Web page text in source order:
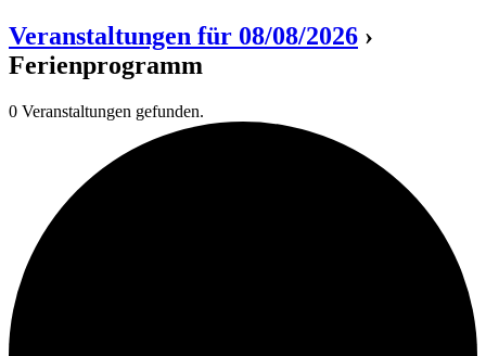
Veranstaltungen für 08/08/2026 ›
Ferienprogramm
0 Veranstaltungen gefunden.